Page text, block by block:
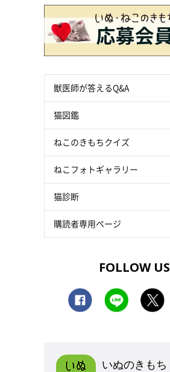
獣医師が答えるQ&A
猫図鑑
ねこのきもちクイズ
ねこフォトギャラリー
猫診断
購読者専用ページ
FOLLOW US
いぬのきもち